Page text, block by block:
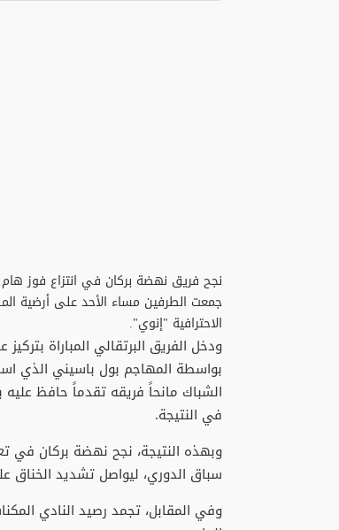
نجح فريق نهضة بركان في انتزاع فوز
جمعت الطرفين مساء الأحد على أرضية
الاحترافية "إنوي".
بواسطة المهاجم بول باسيني الذي
الشباك مانحاً فريقه تقدماً حافظ
في النتيجة.
سباق الدوري، ليواصل تشديد الخناق